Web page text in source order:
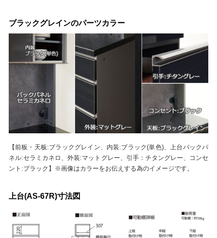
ブラックグレインのパーツカラー
【前板・天板:ブラックグレイン、内装:ブラック(単色)、上台バックパ
ネル:セラミカネロ、外装:マットグレー、引手：チタングレー、コンセ
ント:ブラック】※画像はカラーをお伝えする為のイメージです。
上台(AS-67R)寸法図